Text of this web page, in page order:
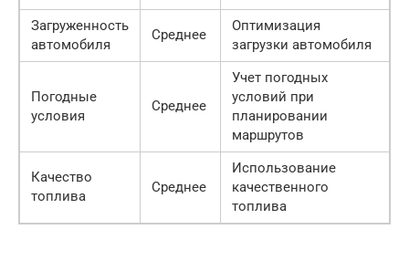
Загруженность
автомобиля
Среднее
Оптимизация
загрузки автомобиля
Погодные
условия
Среднее
Учет погодных
условий при
планировании
маршрутов
Качество
топлива
Среднее
Использование
качественного
топлива